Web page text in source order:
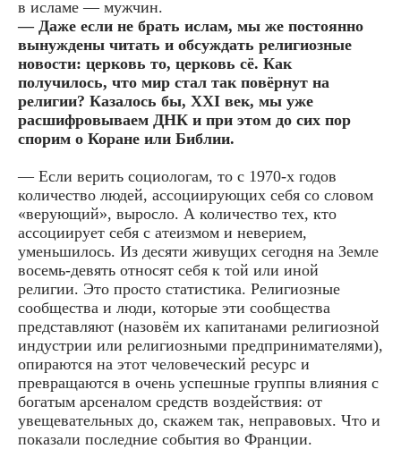
в исламе — мужчин.
— Даже если не брать ислам, мы же постоянно
вынуждены читать и обсуждать религиозные
новости: церковь то, церковь сё. Как
получилось, что мир стал так повёрнут на
религии? Казалось бы, XXI век, мы уже
расшифровываем ДНК и при этом до сих пор
спорим о Коране или Библии.
— Если верить социологам, то с 1970-х годов
количество людей, ассоциирующих себя со словом
«верующий», выросло. А количество тех, кто
ассоциирует себя с атеизмом и неверием,
уменьшилось. Из десяти живущих сегодня на Земле
восемь-девять относят себя к той или иной
религии. Это просто статистика. Религиозные
сообщества и люди, которые эти сообщества
представляют (назовём их капитанами религиозной
индустрии или религиозными предпринимателями),
опираются на этот человеческий ресурс и
превращаются в очень успешные группы влияния с
богатым арсеналом средств воздействия: от
увещевательных до, скажем так, неправовых. Что и
показали последние события во Франции.